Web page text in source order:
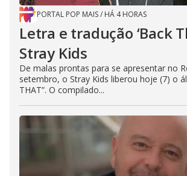
PORTAL POP MAIS/ HÁ 4 HORAS
Letra e tradução ‘Back
Stray Kids
De malas prontas para se apresentar no
setembro, o Stray Kids liberou hoje (7) o
THAT”. O compilado...